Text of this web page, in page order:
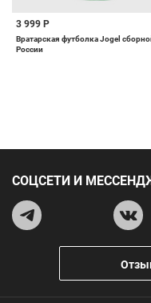
3 999 Р
Вратарская футболка Jogel
России
СОЦСЕТИ И